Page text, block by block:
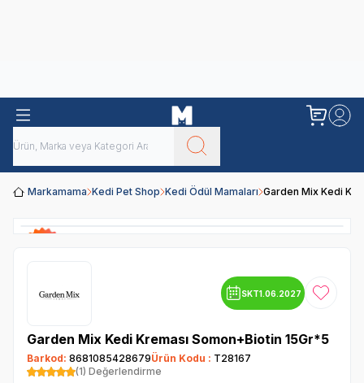
Markamama Kedi Pet Shop Kedi Ödül Mamaları Garden Mix Kedi
SKT1.06.2027 Favoriye
Garden Mix Kedi Kreması Somon+Biotin 15Gr*5
Barkod: 8681085428679Ürün Kodu : T28167
(1) Değerlendirme